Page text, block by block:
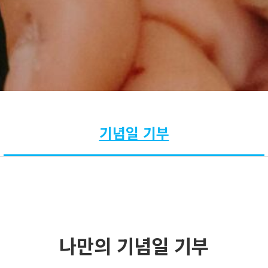
기념일 기부
나만의 기념일 기부